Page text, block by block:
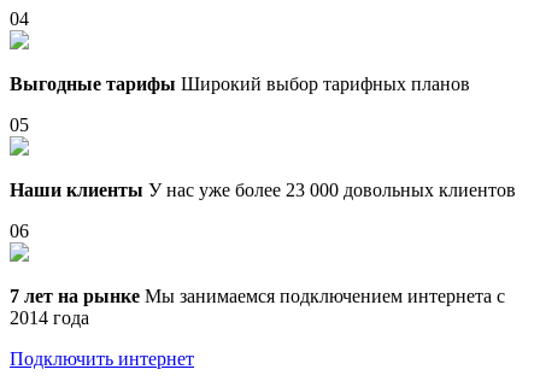
04
Выгодные тарифы Широкий выбор тарифных планов
05
Наши клиенты У нас уже более 23 000 довольных клиентов
06
7 лет на рынке Мы занимаемся подключением интернета с
2014 года
Подключить интернет